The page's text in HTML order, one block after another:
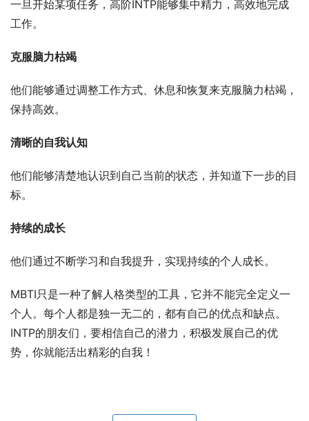
一旦开始某项任务，高阶INTP能够集中精力，高效地完成
工作。
克服脑力枯竭
他们能够通过调整工作方式、休息和恢复来克服脑力枯竭，
保持高效。
清晰的自我认知
他们能够清楚地认识到自己当前的状态，并知道下一步的目
标。
持续的成长
他们通过不断学习和自我提升，实现持续的个人成长。
MBTI只是一种了解人格类型的工具，它并不能完全定义一
个人。每个人都是独一无二的，都有自己的优点和缺点。
INTP的朋友们，要相信自己的潜力，积极发展自己的优
势，你就能活出精彩的自我！